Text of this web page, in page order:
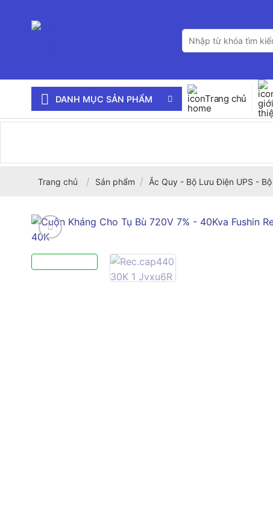
Tìm
kiếm:
DANH MỤC SẢN PHẨM Trang chủ
Trang chủ / Sản phẩm / Ắc Quy - Bộ Lưu Điện UPS -